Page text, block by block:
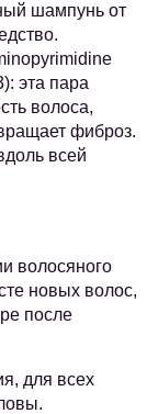
шампунь от
эта пара
волоса,
фиброз.
всей
волосяного
новых волос,
после
для всех